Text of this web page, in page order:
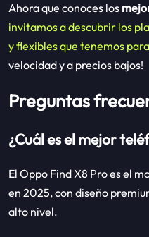
Ahora que conoces los
invitamos a descubrir los
y flexibles que tenemos
velocidad y a precios bajos!
Preguntas
¿Cuál es el mejor
El Oppo Find X8 Pro es el
en 2025, con diseño
alto nivel.